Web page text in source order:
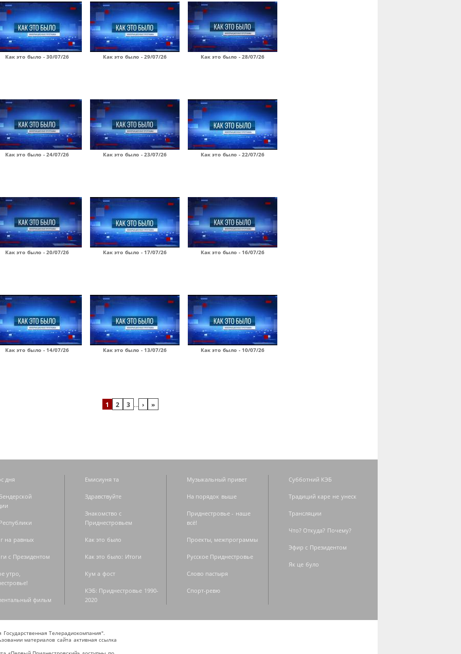
Как это было - 30/07/26 Как это было - 29/07/26 Как это было - 28/07/26
Как это было - 24/07/26 Как это было - 23/07/26 Как это было - 22/07/26
Как это было - 20/07/26 Как это было - 17/07/26 Как это было - 16/07/26
Как это было - 14/07/26 Как это было - 13/07/26 Как это было - 10/07/26
1 2 3 … › »
дня
на равных
с Президентом
утро,
фильм
Емисиуня та
Здравствуйте
Знакомство с
Приднестровьем
Как это было
Как это было: Итоги
Кум а фост
КЭБ: Приднестровье 1990-
2020
Музыкальный привет
На порядок выше
Приднестровье - наше
всё!
Проекты, межпрограммы
Русское Приднестровье
Слово пастыря
Спорт-ревю
Субботний КЭБ
Традиций каре не унеск
Трансляции
Что? Откуда? Почему?
Эфир с Президентом
Як це було
Телерадиокомпания".
материалов сайта активная ссылка